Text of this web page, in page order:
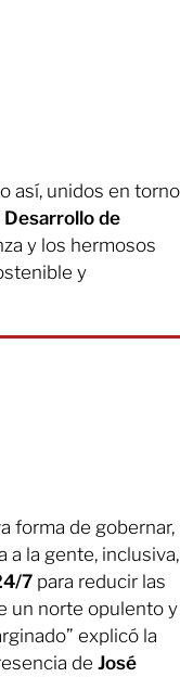
así, unidos en torno
de
y los hermosos
y
forma de gobernar,
a la gente, inclusiva,
7 para reducir las
un norte opulento y
explicó la
de José